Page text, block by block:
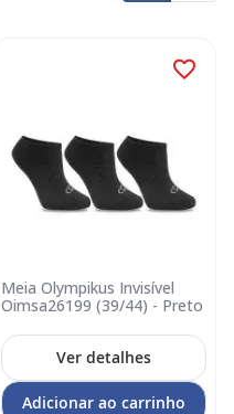
Meia Olympikus Invisível
Oimsa26199 (39/44) - Preto
Ver detalhes
Adicionar ao carrinho